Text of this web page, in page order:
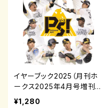
イヤーブック2025（月刊ホ
ークス2025年4月号増刊）
¥1,280